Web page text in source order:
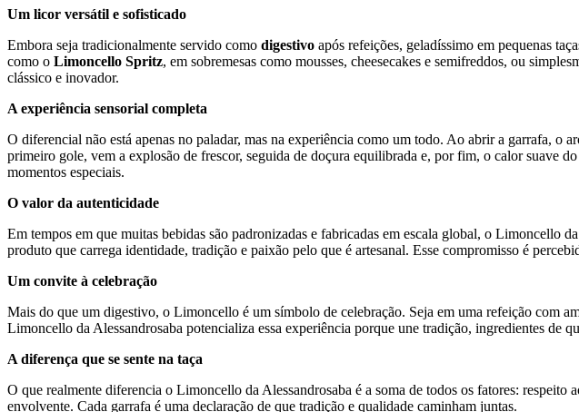
Um licor versátil e sofisticado
Embora seja tradicionalmente servido como digestivo após refeições, geladíssimo em pequenas
como o Limoncello Spritz, em sobremesas como mousses, cheesecakes e semifreddos, ou
clássico e inovador.
A experiência sensorial completa
O diferencial não está apenas no paladar, mas na experiência como um todo. Ao abrir a garrafa, o
primeiro gole, vem a explosão de frescor, seguida de doçura equilibrada e, por fim, o calor suave
momentos especiais.
O valor da autenticidade
Em tempos em que muitas bebidas são padronizadas e fabricadas em escala global, o Limoncello
produto que carrega identidade, tradição e paixão pelo que é artesanal. Esse compromisso é
Um convite à celebração
Mais do que um digestivo, o Limoncello é um símbolo de celebração. Seja em uma refeição com
Limoncello da Alessandrosaba potencializa essa experiência porque une tradição, ingredientes de
A diferença que se sente na taça
O que realmente diferencia o Limoncello da Alessandrosaba é a soma de todos os fatores:
envolvente. Cada garrafa é uma declaração de que tradição e qualidade caminham juntas.